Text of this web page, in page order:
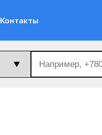
Контакты